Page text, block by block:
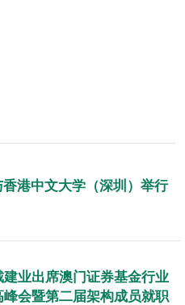
港中文大学（深圳）举行
业出席澳门证券基金行业
会暨第二届架构成员就职